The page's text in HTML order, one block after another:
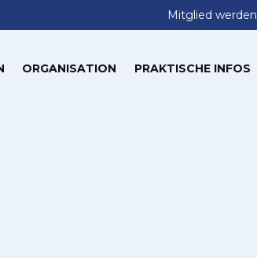
Mitglied werden
ORGANISATION PRAKTISCHE INFOS